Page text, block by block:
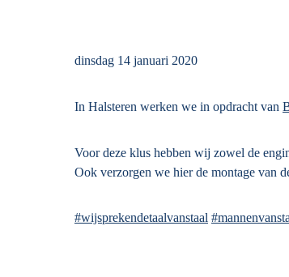
dinsdag 14 januari 2020
In Halsteren werken we in opdracht van
Voor deze klus hebben wij zowel de
Ook verzorgen we hier de montage van
#wijsprekendetaalvanstaal